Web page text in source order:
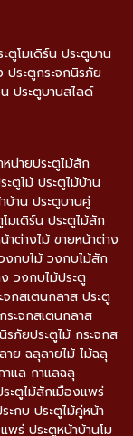
ตูโมเดิร์น ประตูบาน
ประตูกระจกนิรภัย
ประตูบานสไลด์
น่ายประตูไม้สัก
ตูไม้ ประตูไม้บ้าน
บ้าน ประตูบานคู่
มเดิร์น ประตูไม้สัก
ต่างไม้ ขายหน้าต่าง
งกบไม้ วงกบไม้สัก
วงกบไม้ประตู
จกสเตนกลาส ประตู
ระจกสเตนกลาส
รภัยประตูไม้ กระจกส
าย ฉลุลายไม้ ไม้ฉลุ
แล กาแลฉลุ
ะตูไม้สักเมืองแพร่
ะกบ ประตูไม้คู่หน้า
พร่ ประตูหน้าบ้านโม